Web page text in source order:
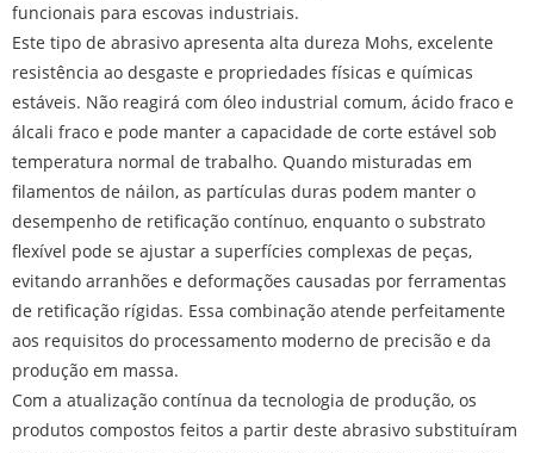
funcionais para escovas industriais.
Este tipo de abrasivo apresenta alta dureza Mohs, excelente
resistência ao desgaste e propriedades físicas e químicas
estáveis. Não reagirá com óleo industrial comum, ácido fraco e
álcali fraco e pode manter a capacidade de corte estável sob
temperatura normal de trabalho. Quando misturadas em
filamentos de náilon, as partículas duras podem manter o
desempenho de retificação contínuo, enquanto o substrato
flexível pode se ajustar a superfícies complexas de peças,
evitando arranhões e deformações causadas por ferramentas
de retificação rígidas. Essa combinação atende perfeitamente
aos requisitos do processamento moderno de precisão e da
produção em massa.
Com a atualização contínua da tecnologia de produção, os
produtos compostos feitos a partir deste abrasivo substituíram